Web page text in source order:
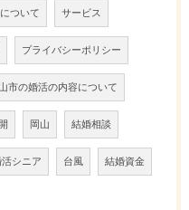
ついて サービス
プライバシーポリシー
市の婚活の内容について
岡山 結婚相談
活シニア 台風 結婚資金